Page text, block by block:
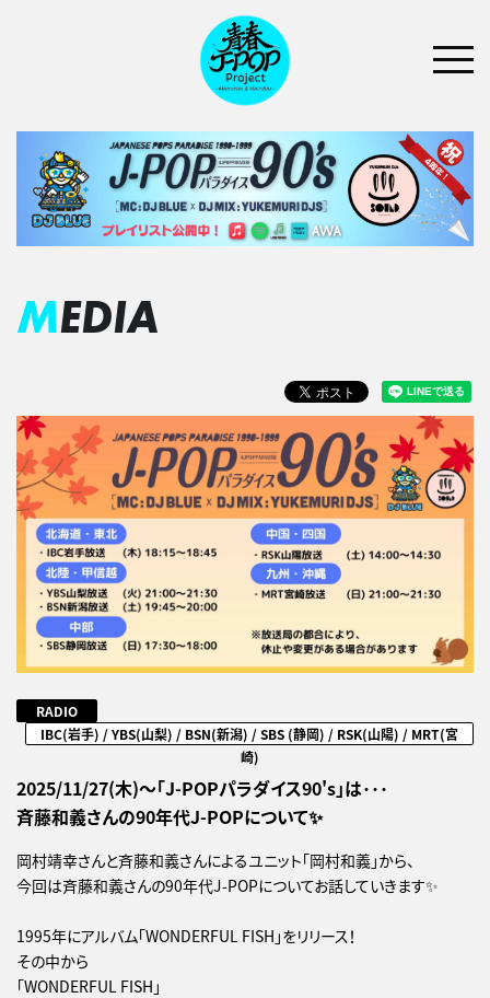
MEDIA
RADIO
IBC(岩手) / YBS(山梨) / BSN(新潟) / SBS (静岡) / RSK(山陽) / MRT(宮
崎)
2025/11/27(木)～「J-POPパラダイス90's」は･･･
斉藤和義さんの90年代J-POPについて✨
岡村靖幸さんと斉藤和義さんによるユニット「岡村和義」から、
今回は斉藤和義さんの90年代J-POPについてお話していきます✨
1995年にアルバム「WONDERFUL FISH」をリリース！
その中から
「WONDERFUL FISH」